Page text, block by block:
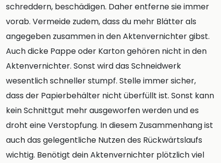
schreddern, beschädigen. Daher entferne sie immer
vorab. Vermeide zudem, dass du mehr Blätter als
angegeben zusammen in den Aktenvernichter gibst.
Auch dicke Pappe oder Karton gehören nicht in den
Aktenvernichter. Sonst wird das Schneidwerk
wesentlich schneller stumpf. Stelle immer sicher,
dass der Papierbehälter nicht überfüllt ist. Sonst kann
kein Schnittgut mehr ausgeworfen werden und es
droht eine Verstopfung. In diesem Zusammenhang ist
auch das gelegentliche Nutzen des Rückwärtslaufs
wichtig. Benötigt dein Aktenvernichter plötzlich viel